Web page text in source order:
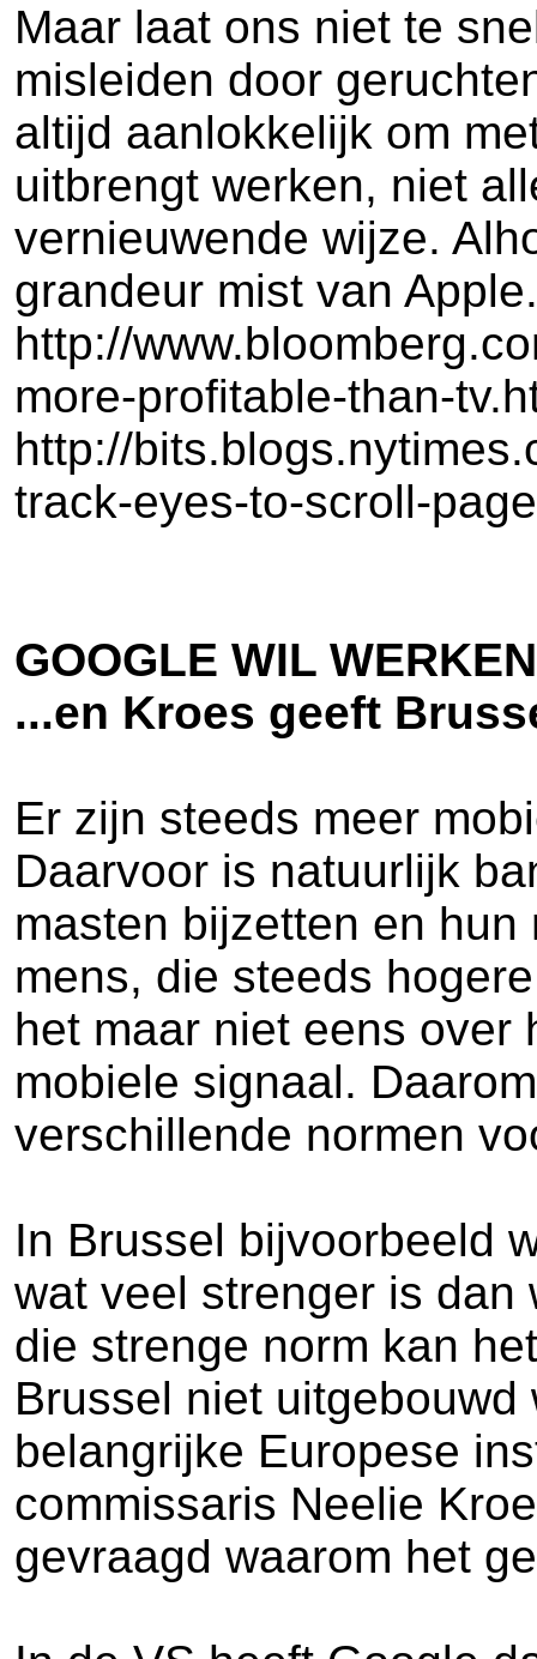
Maar laat ons niet te
misleiden door
altijd aanlokkelijk om
uitbrengt werken, niet
vernieuwende wijze.
grandeur mist van
http://
more-profitable-than-
http://
track-eyes-to-scroll-
GOOGLE WIL
...en Kroes geeft
Er zijn steeds meer
Daarvoor is natuurlijk
masten bijzetten en
mens, die steeds
het maar niet eens over
mobiele signaal.
verschillende normen
In Brussel bijvoorbeeld
wat veel strenger is dan
die strenge norm kan
Brussel niet
belangrijke Europese
commissaris Neelie
gevraagd waarom het